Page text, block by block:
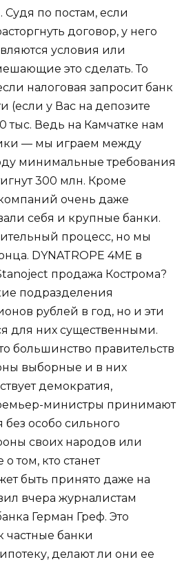
Судя по постам, если
договор, у него
условия или
это сделать. То
налоговая запросит банк
(если у Вас на депозите
тыс. Ведь на Камчатке нам
— мы играем между
минимальные требования
300 млн. Кроме
очень даже
себя и крупные банки.
процесс, но мы
DYNATROPE 4ME в
продажа Кострома?
подразделения
рублей в год, но и эти
для них существенными.
большинство правительств
выборные и в них
демократия,
министры принимают
особо сильного
своих народов или
том, кто станет
быть принято даже на
вчера журналистам
Герман Греф. Это
частные банки
делают ли они ее